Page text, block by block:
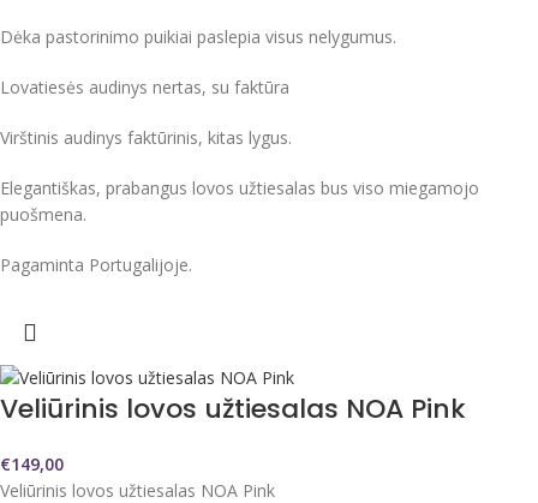
Dėka pastorinimo puikiai paslepia visus nelygumus.
Lovatiesės audinys nertas, su faktūra
Virštinis audinys faktūrinis, kitas lygus.
Elegantiškas, prabangus lovos užtiesalas bus viso miegamojo
puošmena.
Pagaminta Portugalijoje.
Veliūrinis lovos užtiesalas NOA Pink
€149,00
Veliūrinis lovos užtiesalas NOA Pink